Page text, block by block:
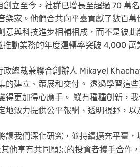
創立至今，社群已增長至超過 70 萬
樂家。他們合共向平臺貢獻了數百
意與科技進步相輔相成，而不是彼
推動業務的年度運轉率突破 4,000 萬
政總裁兼聯合創辦人 Mikayel
的建立、策展和交付。 透過學習這
得更加得心應手。 縱有種種創新，
地致力提供公平報酬、透明視野，
讓我們深化研究，並持續擴充平臺
他享有共同願景的投資者攜手合作